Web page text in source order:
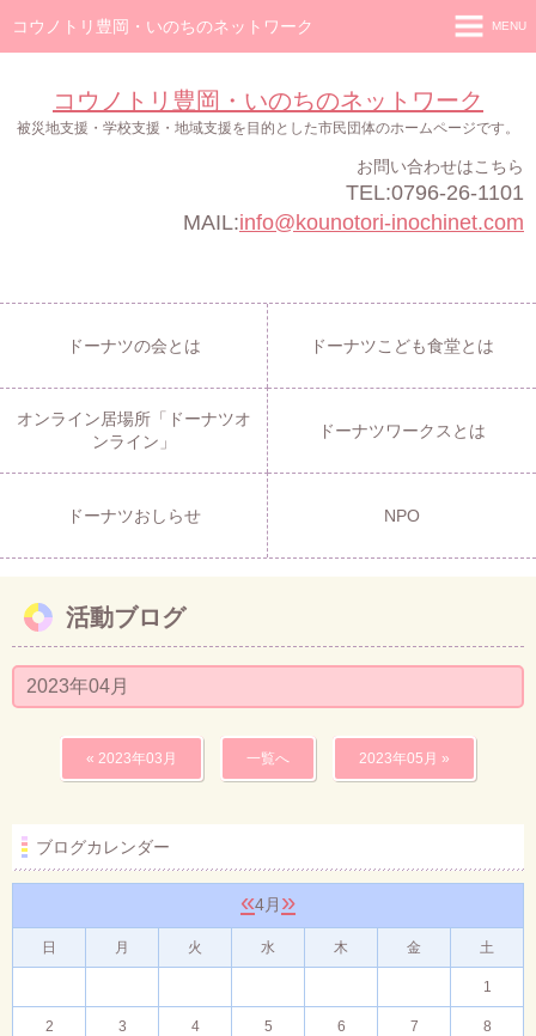
コウノトリ豊岡・いのちのネットワーク
コウノトリ豊岡・いのちのネットワーク
被災地支援・学校支援・地域支援を目的とした市民団体のホームページです。
お問い合わせはこちら
TEL:0796-26-1101
MAIL:info@kounotori-inochinet.com
MENU
ドーナツの会
オンライン居場所「ドーナツオンライン」
ドーナツの会とは ドーナツこども食堂とは
オンライン居場所「ドーナツオ
ンライン」
ドーナツワークスとは
ドーナツおしらせ NPO
活動ブログ
2023年04月
« 2023年03月 一覧へ 2023年05月 »
ブログカレンダー
«4月 »
日 月 火 水 木 金 土
1
2 3 4 5 6 7 8